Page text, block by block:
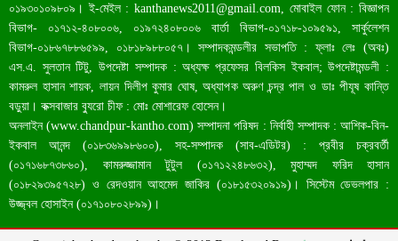
বাংলাদেশ আজ মধ্যম আয়ের দেশে উন্নীত হওয়ার পথে
চাঁদপুরে একদিনে ১৪ জনের করোনা শনাক্ত
০১৯৩০১০৯৮০৯। ই-মেইল :kanthanews2011@gmail.com , মোবাইল ফোন : বিজ্ঞাপন
বিভাগ- ০১৭১২-৪০৮০০৬, ০১৯৭২৪০৮০০৬ বার্তা বিভাগ-০১৭১৮-১০৯৫৯১, সার্কুলেশন
বিভাগ-০১৮৬৭৮৮৬৫৯৯, ০১৮১৮৯৮৮০৫৭। সম্পাদকমন্ডলীর সভাপতি : ফ্লাঃ লেঃ (অবঃ)
এস.এ. সুলতান টিটু, উপদেষ্টা সম্পাদক : অধ্যক্ষ প্রফেসর বিলকিস ইকবাল; উপদেষ্টামন্ডলী :
কামরুল হাসান শায়ক, লায়ন দিলীপ কুমার ঘোষ, অধ্যাপক অরুণ চন্দ্র পাল ও ডাঃ পীযূষ কান্তি
বড়ুয়া। কক্সবাজার ব্যুরো চীফ : মোঃ মোশারেফ হোসেন।
অনলাইন (www.chandpur-kantho.com) সম্পাদনা পরিষদ : নির্বাহী সম্পাদক : আশিক-বিন-
ইকবাল আনন্দ (০১৮৩৬৯৯৮৬০০), সহ-সম্পাদক (সাব-এডিটর) : প্রবীর চক্রবর্তী
(০১৭১৬৮৭৩৮৬০), কামরুজ্জামান টুটুল (০১৭১২২৪৮৬৩২), মুহাম্মদ ফরিদ হাসান
(০১৮২৯৩৯৫৭২৮) ও রেদওয়ান আহমেদ জাকির (০১৮১৫৩২০৯১৯)। সিস্টেম ডেভলপার :
উজ্জ্বল হোসাইন (০১৭১০৮০২৮৯৯)।